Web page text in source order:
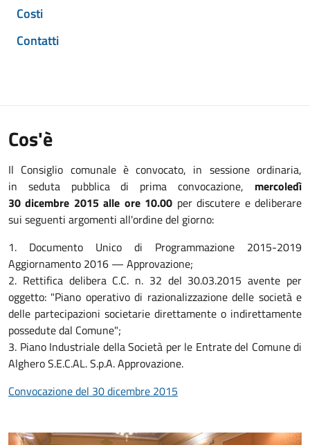
Costi
Contatti
Cos'è
Il Consiglio comunale è convocato, in sessione ordinaria,
in seduta pubblica di prima convocazione, mercoledì
30 dicembre 2015 alle ore 10.00 per discutere e deliberare
sui seguenti argomenti all'ordine del giorno:
1. Documento Unico di Programmazione 2015-2019
Aggiornamento 2016 — Approvazione;
2. Rettifica delibera C.C. n. 32 del 30.03.2015 avente per
oggetto: "Piano operativo di razionalizzazione delle società e
delle partecipazioni societarie direttamente o indirettamente
possedute dal Comune";
3. Piano Industriale della Società per le Entrate del Comune di
Alghero S.E.C.AL. S.p.A. Approvazione.
Convocazione del 30 dicembre 2015